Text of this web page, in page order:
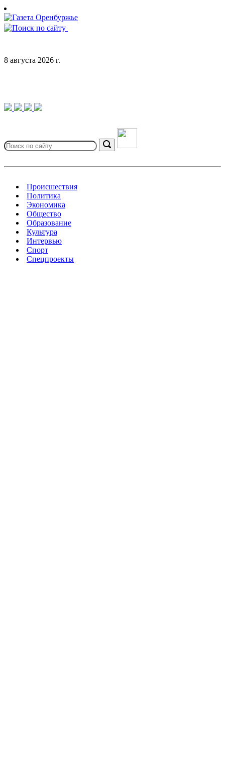
Skip
to
content
8 августа 2026 г.
for:
Search
Происшествия
Политика
Экономика
Общество
Образование
Культура
Интервью
Спорт
Спецпроекты